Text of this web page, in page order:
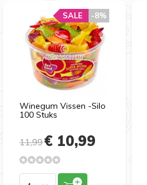
Winegum Vissen -Silo
100 Stuks
-8%
SALE
11,99€ 10,99